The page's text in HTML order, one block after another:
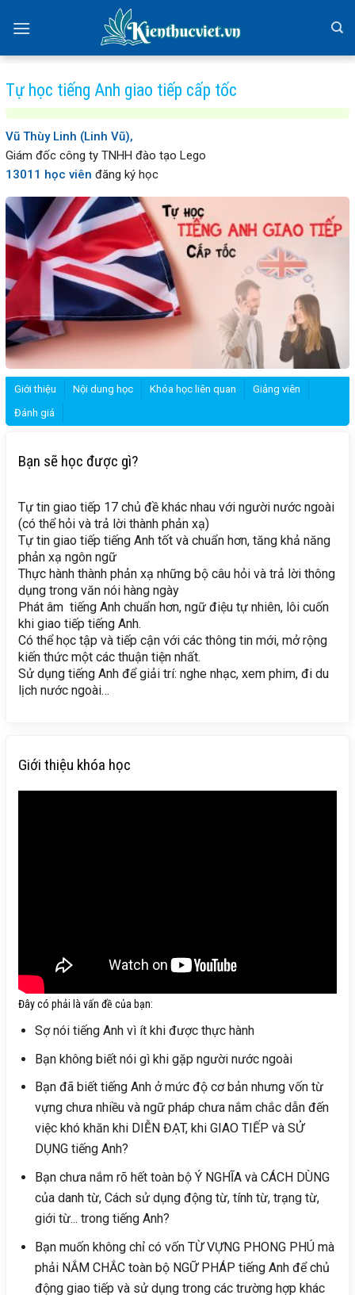
Tự học tiếng Anh giao tiếp cấp tốc
Vũ Thùy Linh (Linh Vũ),
Giám đốc công ty TNHH đào tạo Lego
13011 học viên đăng ký học
Giới thiệu Nội dung học Khóa học liên quan
Giảng viên
Đánh giá
Bạn sẽ học được gì?
Tự tin giao tiếp 17 chủ đề khác nhau với người nước ngoài
(có thể hỏi và trả lời thành phản xạ)
Tự tin giao tiếp tiếng Anh tốt và chuẩn hơn, tăng khả năng
phản xạ ngôn ngữ
Thực hành thành phản xạ những bộ câu hỏi và trả lời thông
dụng trong văn nói hàng ngày
Phát âm tiếng Anh chuẩn hơn, ngữ điệu tự nhiên, lôi cuốn
khi giao tiếp tiếng Anh.
Có thể học tập và tiếp cận với các thông tin mới, mở rộng
kiến thức một các thuận tiện nhất.
Sử dụng tiếng Anh để giải trí: nghe nhạc, xem phim, đi du
lịch nước ngoài…
Giới thiệu khóa học
Đây có phải là vấn đề của bạn:
Sợ nói tiếng Anh vì ít khi được thực hành
Bạn không biết nói gì khi gặp người nước ngoài
Bạn đã biết tiếng Anh ở mức độ cơ bản nhưng vốn từ
vựng chưa nhiều và ngữ pháp chưa nắm chắc dẫn đến
việc khó khăn khi DIỄN ĐẠT, khi GIAO TIẾP và SỬ
DỤNG tiếng Anh?
Bạn chưa nắm rõ hết toàn bộ Ý NGHĨA và CÁCH DÙNG
của danh từ, Cách sử dụng động từ, tính từ, trạng từ,
giới từ... trong tiếng Anh?
Bạn muốn không chỉ có vốn TỪ VỰNG PHONG PHÚ mà
phải NẮM CHẮC toàn bộ NGỮ PHÁP tiếng Anh để chủ
động giao tiếp và sử dụng trong các trường hợp khác